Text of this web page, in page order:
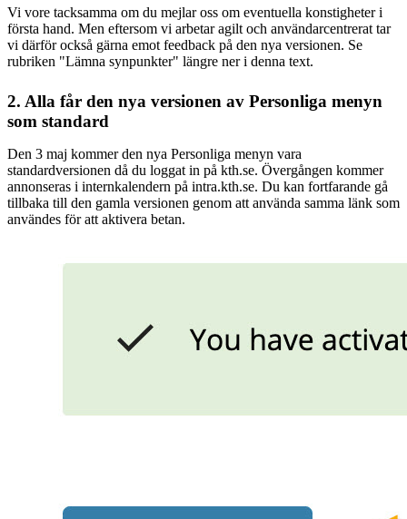
Vi vore tacksamma om du mejlar oss om eventuella konstigheter i
första hand. Men eftersom vi arbetar agilt och användarcentrerat tar
vi därför också gärna emot feedback på den nya versionen. Se
rubriken "Lämna synpunkter" längre ner i denna text.
2. Alla får den nya versionen av Personliga menyn
som standard
Den 3 maj kommer den nya Personliga menyn vara
standardversionen då du loggat in på kth.se. Övergången kommer
annonseras i internkalendern på intra.kth.se. Du kan fortfarande gå
tillbaka till den gamla versionen genom att använda samma länk som
användes för att aktivera betan.